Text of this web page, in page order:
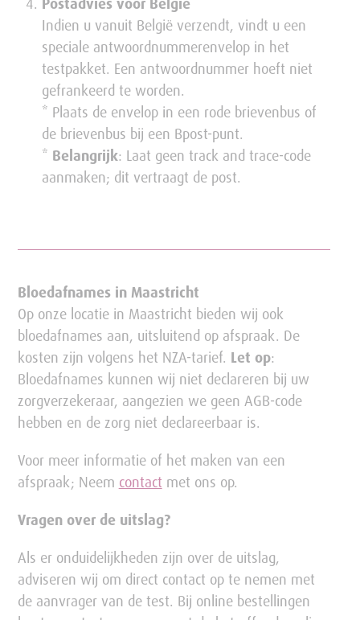
Postadvies voor België
Indien u vanuit België verzendt, vindt u een
speciale antwoordnummerenvelop in het
testpakket. Een antwoordnummer hoeft niet
gefrankeerd te worden.
* Plaats de envelop in een rode brievenbus of
de brievenbus bij een Bpost-punt.
* Belangrijk: Laat geen track and trace-code
aanmaken; dit vertraagt de post.
Bloedafnames in Maastricht
Op onze locatie in Maastricht bieden wij ook
bloedafnames aan, uitsluitend op afspraak. De
kosten zijn volgens het NZA-tarief. Let op:
Bloedafnames kunnen wij niet declareren bij uw
zorgverzekeraar, aangezien we geen AGB-code
hebben en de zorg niet declareerbaar is.
Voor meer informatie of het maken van een
afspraak; Neem contact met ons op.
Vragen over de uitslag?
Als er onduidelijkheden zijn over de uitslag,
adviseren wij om direct contact op te nemen met
de aanvrager van de test. Bij online bestellingen